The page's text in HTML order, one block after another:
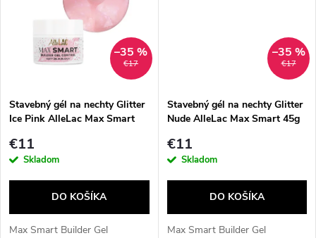
v
€17
–35 %
Stavebný gél na nechty Glitter
Ice Pink AlleLac Max Smart
€11
Skladom
DO KOŠÍKA
Max Smart Builder Gel
€17
–35 %
Stavebný gél na nechty Glitter
Nude AlleLac Max Smart 45g
€11
Skladom
DO KOŠÍKA
Max Smart Builder Gel